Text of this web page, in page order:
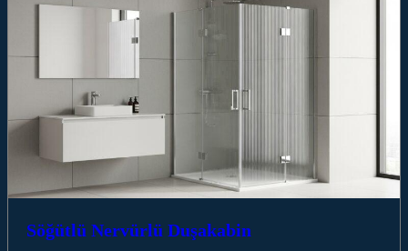
Söğütlü Nervürlü Duşakabin